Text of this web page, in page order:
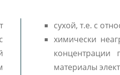
сухой, т.е. с
химически
материалы